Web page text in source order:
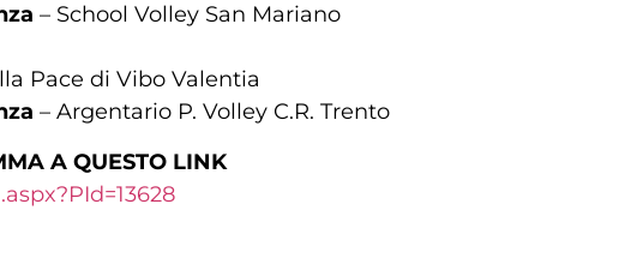
– School Volley San Mariano
Pace di Vibo Valentia
– Argentario P. Volley C.R. Trento
A QUESTO LINK